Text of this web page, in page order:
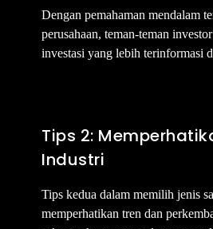
Dengan pemahaman mendalam
perusahaan, teman-teman
investasi yang lebih terinformasi
Tips 2:
Industri
Tips kedua dalam memilih jenis
memperhatikan tren dan